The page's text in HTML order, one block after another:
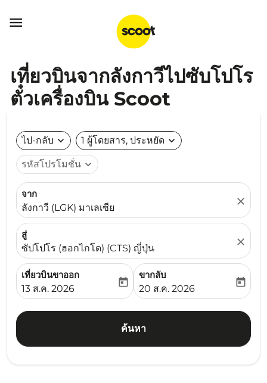

เที่ยวบินจากลังกาวีไปซับโปโร
ตั๋วเครื่องบิน Scoot
ไป-กลับ expand_more 1 ผู้โดยสาร, ประหยัด expand_more
รหัสโปรโมชั่น expand_more
จาก
ลังกาวี (LGK) มาเลเซีย
close
สู่
ซัปโปโร (ฮอกไกโด) (CTS) ญี่ปุ่น
close
เที่ยวบินขาออก
fc-booking-departure-date-aria-label
13 ส.ค. 2026
today
ขากลับ
fc-booking-return-date-
20 ส.ค. 2026
today
ค้นหา